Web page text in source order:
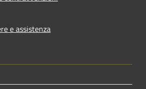
e assistenza